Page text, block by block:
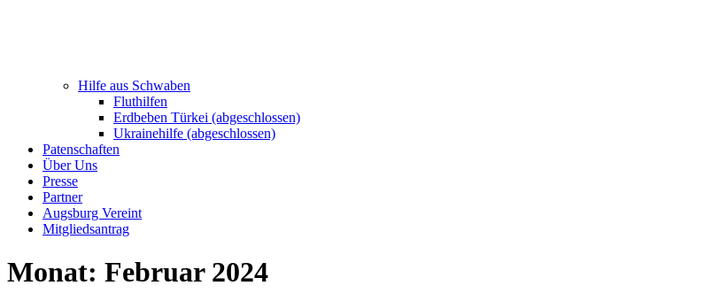
Hilfe aus Schwaben
Fluthilfen
Erdbeben Türkei (abgeschlossen)
Ukrainehilfe (abgeschlossen)
Patenschaften
Über Uns
Presse
Partner
Augsburg Vereint
Mitgliedsantrag
Monat: Februar 2024